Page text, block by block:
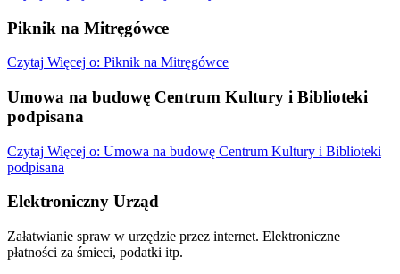
Piknik na Mitręgówce
Czytaj Więcej o: Piknik na Mitręgówce
Umowa na budowę Centrum Kultury i Biblioteki
podpisana
Czytaj Więcej o: Umowa na budowę Centrum Kultury i Biblioteki
podpisana
Elektroniczny Urząd
Załatwianie spraw w urzędzie przez internet. Elektroniczne
płatności za śmieci, podatki itp.